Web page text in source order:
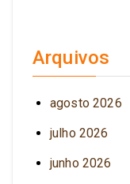
Arquivos
agosto 2026
julho 2026
junho 2026